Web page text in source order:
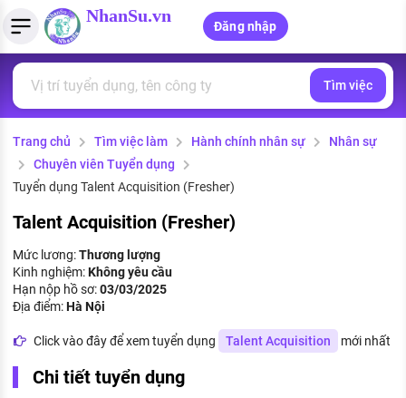
NhanSu.vn
Đăng nhập
Tìm việc làm
Việc làm ngành luật
Việc làm lương cao
Việc làm tốt nhất
CÔNG TY
Danh sách nhà tuyển dụng
Nhà tuyển dụng hàng đầu
Quản lý CV
Tải CV lên
Tạo CV trực tuyến
MẪU CV THEO STYLE
Mẫu CV đơn giản
Tính lương Gross - Net
Tính thuế thu nhập cá nhân
Tính trợ cấp thất nghiệp
PHÁP LUẬT VIỆT NAM
Văn bản pháp luật
Chính sách mới
PHÁP LUẬT LAO ĐỘNG
Lao động và tiền lương
Bảo hiểm và phúc lợi
Thuế thu nhập
Hồ sơ biểu mẫu
Chính sách lao động
Tìm việc
Trang chủ Tìm việc làm Hành chính nhân sự
Nhân sự
Chuyên viên Tuyển dụng
Tuyển dụng Talent Acquisition (Fresher)
Talent Acquisition (Fresher)
Mức lương:Thương lượng
Kinh nghiệm:Không yêu cầu
Hạn nộp hồ sơ:03/03/2025
Địa điểm:Hà Nội
Click vào đây để xem tuyển dụng Talent Acquisition mới nhất
Chi tiết tuyển dụng